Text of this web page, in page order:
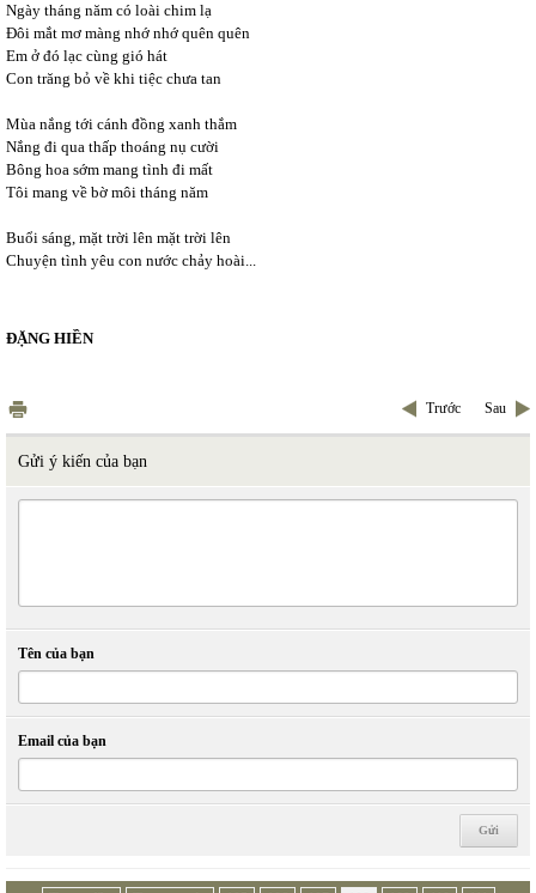
Ngày tháng năm có loài chim lạ
Đôi mắt mơ màng nhớ nhớ quên quên
Em ở đó lạc cùng gió hát
Con trăng bỏ về khi tiệc chưa tan
Mùa nắng tới cánh đồng xanh thắm
Nắng đi qua thấp thoáng nụ cười
Bông hoa sớm mang tình đi mất
Tôi mang về bờ môi tháng năm
Buổi sáng, mặt trời lên mặt trời lên
Chuyện tình yêu con nước chảy hoài...
ĐẶNG HIỀN
Trước Sau
Gửi ý kiến của bạn
Tên của bạn
Email của bạn